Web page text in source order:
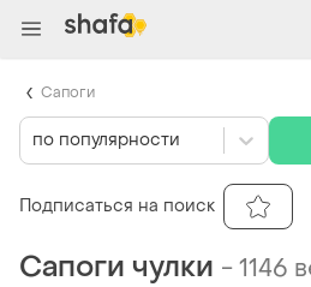
Сапоги чулки -1146
по популярности
Подписаться на поиск
Сапоги